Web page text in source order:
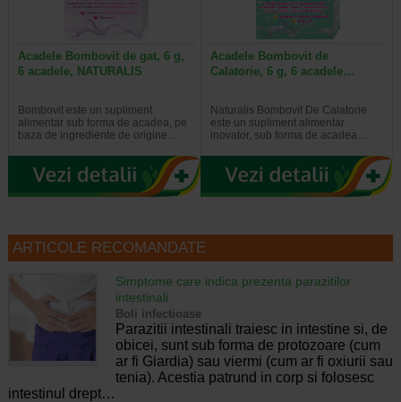
Acadele Bombovit de gat, 6 g,
6 acadele, NATURALIS
Bombovit este un supliment
alimentar sub forma de acadea, pe
baza de ingrediente de origine…
Acadele Bombovit de
Calatorie, 6 g, 6 acadele…
Naturalis Bombovit De Calatorie
este un supliment alimentar
inovator, sub forma de acadea…
ARTICOLE RECOMANDATE
Simptome care indica prezenta parazitilor
intestinali
Boli infectioase
Parazitii intestinali traiesc in intestine si, de
obicei, sunt sub forma de protozoare (cum
ar fi Giardia) sau viermi (cum ar fi oxiurii sau
tenia). Acestia patrund in corp si folosesc
intestinul drept…